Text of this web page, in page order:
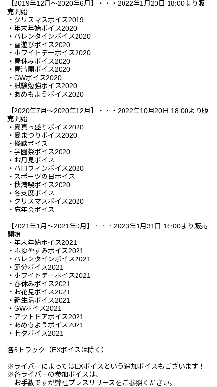
【2019年12月～2020年6月】・・・2022年1月20日 18:00より販
売開始
・クリスマスボイス2019
・年末年始ボイス2020
・バレンタインボイス2020
・雪遊びボイス2020
・ホワイトデーボイス2020
・春休みボイス2020
・春満開ボイス2020
・GWボイス2020
・試験勉強ボイス2020
・あめもようボイス2020
【2020年7月～2020年12月】・・・2022年10月20日 18:00より販
売開始
・夏真っ盛りボイス2020
・夏まつりボイス2020
・怪談ボイス
・学園祭ボイス2020
・お月見ボイス
・ハロウィンボイス2020
・スポーツの日ボイス
・秋満喫ボイス2020
・冬支度ボイス
・クリスマスボイス2020
・忘年会ボイス
【2021年1月～2021年6月】・・・2023年1月31日 18:00より販売
開始
・年末年始ボイス2021
・ふゆやすみボイス2021
・バレンタインボイス2021
・節分ボイス2021
・ホワイトデーボイス2021
・春休みボイス2021
・お花見ボイス2021
・新生活ボイス2021
・GWボイス2021
・アウトドアボイス2021
・あめもようボイス2021
・七夕ボイス2021
各6トラック（EXボイスは除く）
※ライバーによってはEXボイスという追加ボイスもございます！
※各ライバーの参加ボイスは、
お手数ですが弊社プレスリリースをご参照ください。